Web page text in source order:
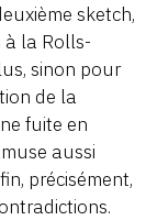
sketch,
à la Rolls-
sinon pour
de la
fuite en
aussi
précisément,